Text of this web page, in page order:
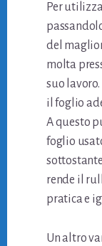
Per
del
molta
suo
il foglio
A questo
foglio
rende il
pratica e
Un altro